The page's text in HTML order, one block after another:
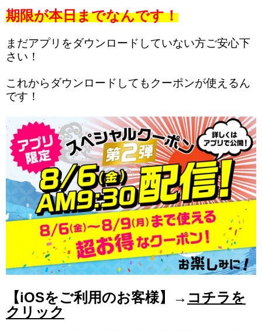
期限が本日までなんです！
まだアプリをダウンロードしていない方ご安心下
さい！
これからダウンロードしてもクーポンが使えるん
です！
【iOSをご利用のお客様】→ コチラを
クリック